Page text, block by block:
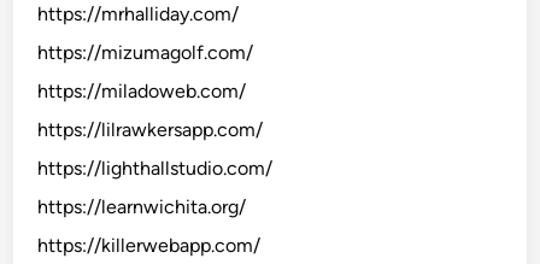
https://mrhalliday.com/
https://mizumagolf.com/
https://miladoweb.com/
https://lilrawkersapp.com/
https://lighthallstudio.com/
https://learnwichita.org/
https://killerwebapp.com/